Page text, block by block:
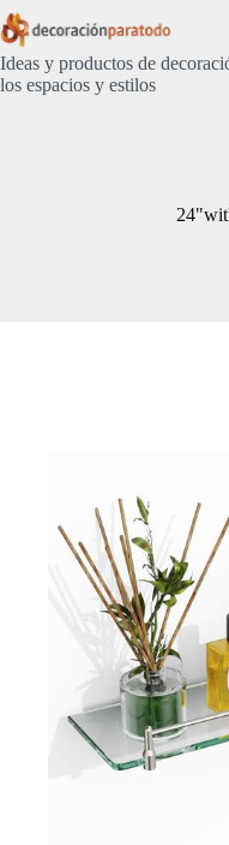
Saltar
al
contenido
Ideas y productos de
los espacios y estilos